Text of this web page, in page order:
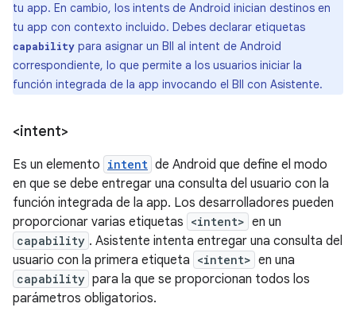
tu app. En cambio, los intents de Android inician destinos en
tu app con contexto incluido. Debes declarar etiquetas
capability para asignar un BII al intent de Android
correspondiente, lo que permite a los usuarios iniciar la
función integrada de la app invocando el BII con Asistente.
<intent>
Es un elemento intent de Android que define el modo
en que se debe entregar una consulta del usuario con la
función integrada de la app. Los desarrolladores pueden
proporcionar varias etiquetas <intent> en un
capability . Asistente intenta entregar una consulta del
usuario con la primera etiqueta <intent> en una
capability para la que se proporcionan todos los
parámetros obligatorios.